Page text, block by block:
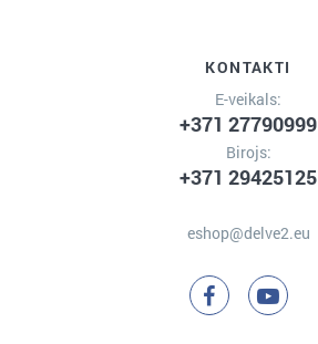
KONTAKTI
E-veikals:
+371 27790999
Birojs:
+371 29425125
eshop@delve2.eu